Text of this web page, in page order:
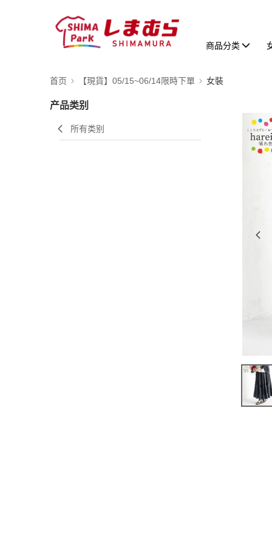
商品分类
首页 【現貨】05/15~06/14限時下單 女裝
产品类别
所有类别